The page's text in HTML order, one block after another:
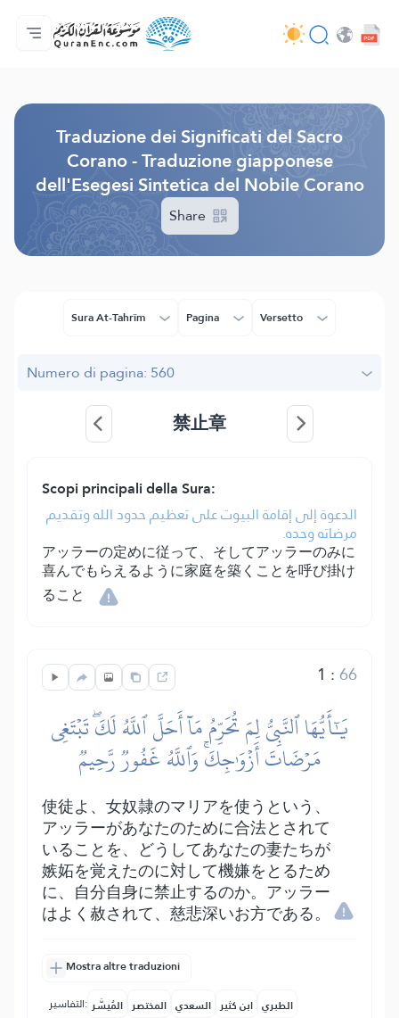
Home
Indice traduzioni
Audio
Servizi per sviluppatori - API
Sul progetto
Contattaci
Lingua
Traduzione dei Significati del Sacro
Corano - Traduzione giapponese
dell'Esegesi Sintetica del Nobile Corano
Share
Sura At-Tahrîm Pagina Versetto
Numero di pagina: 560
禁止章
Scopi principali della Sura:
الدعوة إلى إقامة البيوت على تعظيم حدود الله وتقديم
مرضاته وحده.
アッラーの定めに従って、そしてアッラーのみに
喜んでもらえるように家庭を築くことを呼び掛け
ること
1 :66
يَٰٓأَيُّهَا ٱلنَّبِيُّ لِمَ تُحَرِّمُ مَآ أَحَلَّ ٱللَّهُ لَكَۖ تَبۡتَغِي
مَرۡضَاتَ أَزۡوَٰجِكَۚ وَٱللَّهُ غَفُورٞ رَّحِيمٞ
使徒よ、女奴隷のマリアを使うという、
アッラーがあなたのために合法とされて
いることを、どうしてあなたの妻たちが
嫉妬を覚えたのに対して機嫌をとるため
に、自分自身に禁止するのか。アッラー
はよく赦されて、慈悲深いお方である。
Mostra altre traduzioni
التفاسير: المُيسَّر المختصر السعدي ابن كثير الطبري